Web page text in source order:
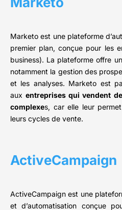
Marketo est une plateforme
premier plan, conçue pour les
business). La plateforme offre
notamment la gestion des
et les analyses. Marketo est
auxentreprises qui vendent
complexes, car elle leur
leurs cycles de vente.
ActiveCampaign
ActiveCampaign est une
et d’automatisation conçue